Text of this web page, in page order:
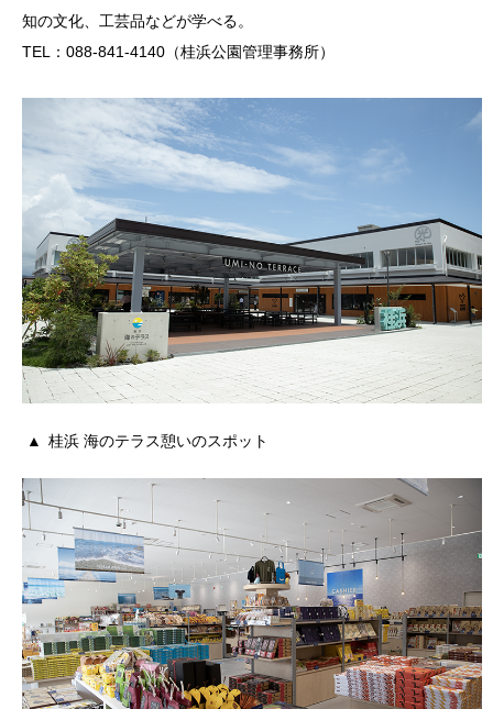
知の文化、工芸品などが学べる。
TEL：088-841-4140（桂浜公園管理事務所）
桂浜 海のテラス憩いのスポット